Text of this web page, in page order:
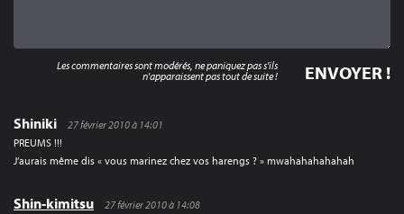
Shiniki
27 février 2010 à 14:01
PREUMS !!!
J’aurais même dis « vous marinez chez vos harengs ? » mwahahahahahah
Shin-kimitsu
27 février 2010 à 14:08
Les commentaires sont modérés, ne paniquez pas s'ils
n'apparaissent pas tout de suite !